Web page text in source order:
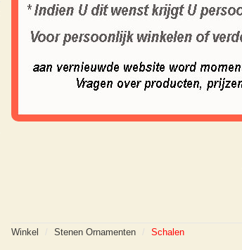
Winkel Stenen Ornamenten Schalen